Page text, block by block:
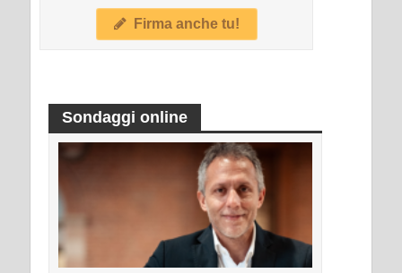
Firma anche tu!
Sondaggi online